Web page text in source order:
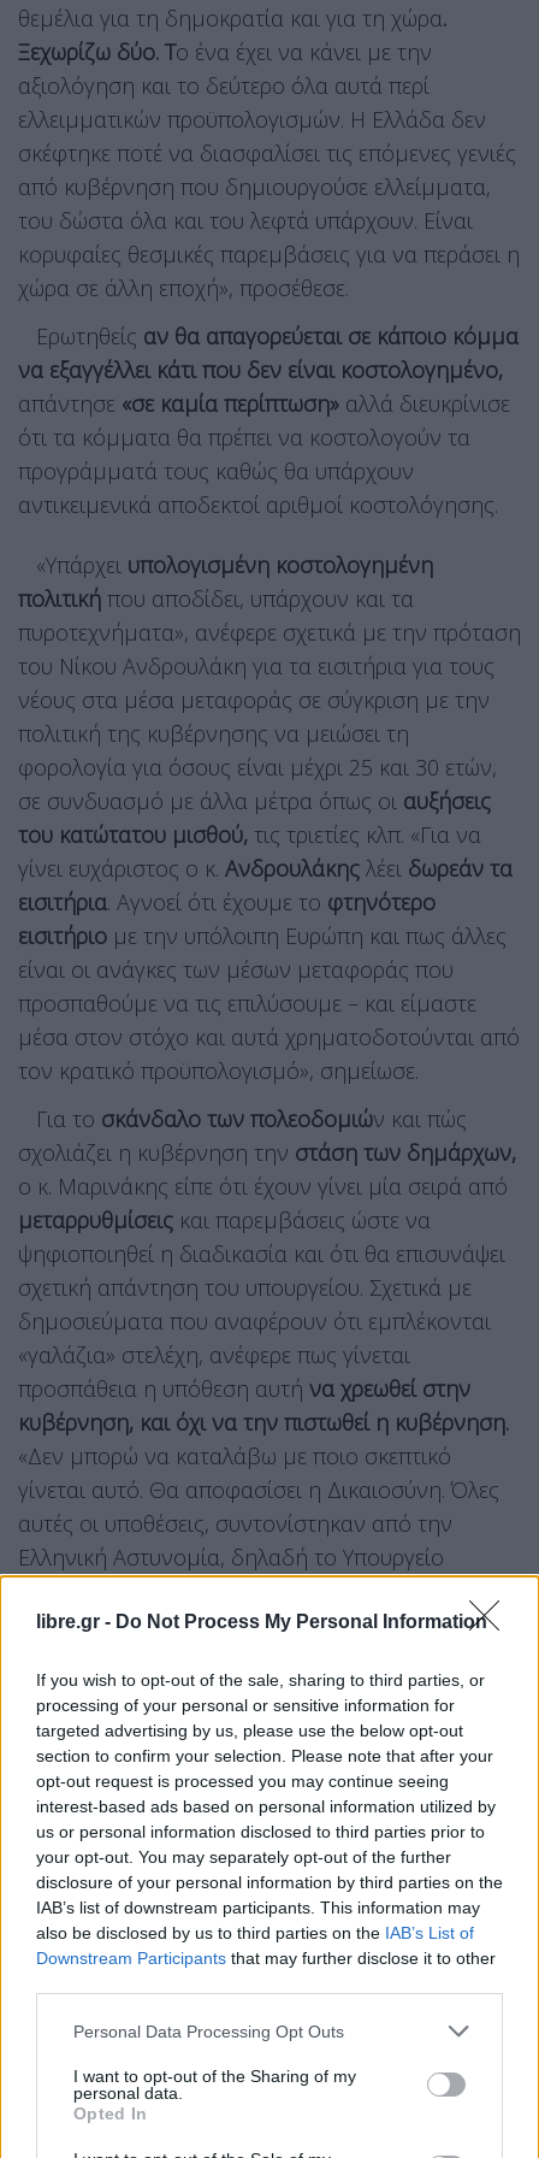
libre.gr - Do Not Process My Personal Information
If you wish to opt-out of the sale, sharing to third parties, or
processing of your personal or sensitive information for
targeted advertising by us, please use the below opt-out
section to confirm your selection. Please note that after your
opt-out request is processed you may continue seeing
interest-based ads based on personal information utilized by
us or personal information disclosed to third parties prior to
your opt-out. You may separately opt-out of the further
disclosure of your personal information by third parties on the
IAB’s list of downstream participants. This information may
also be disclosed by us to third parties on the IAB’s List of
Downstream Participants that may further disclose it to other
Personal Data Processing Opt Outs
I want to opt-out of the Sharing of my
personal data.
Opted In
θεμέλια για τη δημοκρατία και για τη χώρα.
Ξεχωρίζω δύο. Το ένα έχει να κάνει με την
αξιολόγηση και το δεύτερο όλα αυτά περί
ελλειμματικών προϋπολογισμών. Η Ελλάδα δεν
σκέφτηκε ποτέ να διασφαλίσει τις επόμενες γενιές
από κυβέρνηση που δημιουργούσε ελλείμματα,
του δώστα όλα και του λεφτά υπάρχουν. Είναι
κορυφαίες θεσμικές παρεμβάσεις για να περάσει η
χώρα σε άλλη εποχή», προσέθεσε.
Ερωτηθείς αν θα απαγορεύεται σε κάποιο κόμμα
να εξαγγέλλει κάτι που δεν είναι κοστολογημένο,
απάντησε «σε καμία περίπτωση» αλλά διευκρίνισε
ότι τα κόμματα θα πρέπει να κοστολογούν τα
προγράμματά τους καθώς θα υπάρχουν
αντικειμενικά αποδεκτοί αριθμοί κοστολόγησης.
«Υπάρχει υπολογισμένη κοστολογημένη
πολιτική που αποδίδει, υπάρχουν και τα
πυροτεχνήματα», ανέφερε σχετικά με την πρόταση
του Νίκου Ανδρουλάκη για τα εισιτήρια για τους
νέους στα μέσα μεταφοράς σε σύγκριση με την
πολιτική της κυβέρνησης να μειώσει τη
φορολογία για όσους είναι μέχρι 25 και 30 ετών,
σε συνδυασμό με άλλα μέτρα όπως οι αυξήσεις
του κατώτατου μισθού, τις τριετίες κλπ. «Για να
γίνει ευχάριστος ο κ. Ανδρουλάκης λέει δωρεάν τα
εισιτήρια. Αγνοεί ότι έχουμε το φτηνότερο
εισιτήριο με την υπόλοιπη Ευρώπη και πως άλλες
είναι οι ανάγκες των μέσων μεταφοράς που
προσπαθούμε να τις επιλύσουμε – και είμαστε
μέσα στον στόχο και αυτά χρηματοδοτούνται από
τον κρατικό προϋπολογισμό», σημείωσε.
Για το σκάνδαλο των πολεοδομιών και πώς
σχολιάζει η κυβέρνηση την στάση των δημάρχων,
ο κ. Μαρινάκης είπε ότι έχουν γίνει μία σειρά από
μεταρρυθμίσεις και παρεμβάσεις ώστε να
ψηφιοποιηθεί η διαδικασία και ότι θα επισυνάψει
σχετική απάντηση του υπουργείου. Σχετικά με
δημοσιεύματα που αναφέρουν ότι εμπλέκονται
«γαλάζια» στελέχη, ανέφερε πως γίνεται
προσπάθεια η υπόθεση αυτή να χρεωθεί στην
κυβέρνηση, και όχι να την πιστωθεί η κυβέρνηση.
«Δεν μπορώ να καταλάβω με ποιο σκεπτικό
γίνεται αυτό. Θα αποφασίσει η Δικαιοσύνη. Όλες
αυτές οι υποθέσεις, συντονίστηκαν από την
Ελληνική Αστυνομία, δηλαδή το Υπουργείο
Μητσοτάκη. Όλο αυτό είναι αποτέλεσμα πολιτικής
δεδομένα που θα αξιολογήσει ηΔικαιοσύνη,
γίνεται προσπάθεια στοχοποίησης προσώπων
χωρίς στοιχεία. Αυτό θα το βρούμε μπροστά μας.
Ήμουν σαφής και για τις δύο παραιτήσεις όταν
ρωτήθηκα. Το γεγονός ότι επί ημερών κυβέρνησης
Μητσοτάκη εξαρθρώνονται εγκληματικές
οργανώσεις να της πιστωθεί και όχι να το
χρεωθεί», ανέφερε. «Εξ όσων δεδομένων έχουμε,
δεν υπάρχει κανένα στοιχείο που να συνδέει τα
πρόσωπα αυτά με την ποινική διερεύνηση της
υπόθεσης. Και η παραίτησή τους έγινε για
προσωπικούς λόγους. Ούτε οικογενειακή ευθύνη
υπάρχει», προσέθεσε. «Αν πιστεύει κάποιος ότι
μπορεί να εκλεγεί μια κυβέρνηση, να πατήσει ένα